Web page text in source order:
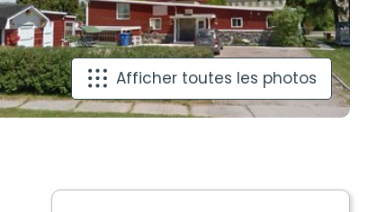
Afficher toutes les photos